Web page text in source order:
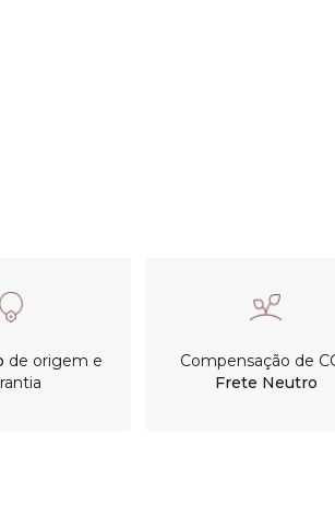
de origem e
Compensação de
Frete Neutro